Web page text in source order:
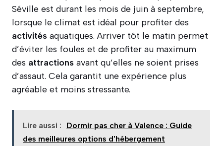
Séville est durant les mois de juin à septembre,
lorsque le climat est idéal pour profiter des
activités aquatiques. Arriver tôt le matin permet
d’éviter les foules et de profiter au maximum
des attractions avant qu’elles ne soient prises
d’assaut. Cela garantit une expérience plus
agréable et moins stressante.
Lire aussi :
Dormir pas cher à Valence : Guide
des meilleures options d'hébergement